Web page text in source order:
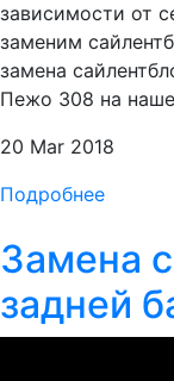
зависимости от
заменим
замена
Пежо 308 на
20 Mar 2018
Подробнее
Замена
задней